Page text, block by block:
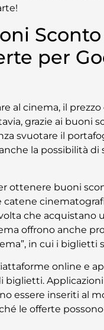
per
al cinema, il
grazie ai
svuotare il
la possibilità
ottenere buoni
che acquistano
offrono anche
in cui i biglietti
online e
biglietti.
essere inseriti al
le offerte